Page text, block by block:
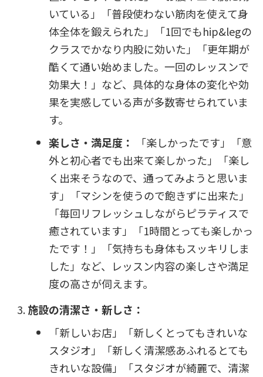
いている」「普段使わない筋肉を使えて身
体全体を鍛えられた」「1回でもhip&legの
クラスでかなり内股に効いた」「更年期が
酷くて通い始めました。一回のレッスンで
効果大！」など、具体的な身体の変化や効
果を実感している声が多数寄せられていま
す。
楽しさ・満足度：
「楽しかったです」「意
外と初心者でも出来て楽しかった」「楽し
く出来そうなので、通ってみようと思いま
す」「マシンを使うので飽きずに出来た」
「毎回リフレッシュしながらピラティスで
癒されています」「1時間とっても楽しかっ
たです！」「気持ちも身体もスッキリしま
した」など、レッスン内容の楽しさや満足
度の高さが伺えます。
施設の清潔さ・新しさ：
「新しいお店」「新しくとってもきれいな
スタジオ」「新しく清潔感あふれるとても
きれいな設備」「スタジオが綺麗で、清潔